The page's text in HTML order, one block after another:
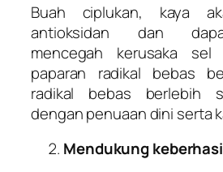
Buah ciplukan, kaya
antioksidan dan
mencegah kerusaka sel
paparan radikal bebas
radikal bebas berlebih
dengan penuaan dini serta
Mendukung